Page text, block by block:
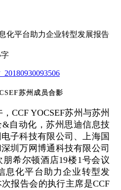
化平台助力企业转型发展报告
苏州成员合影
CCF YOCSEF苏州与苏州
自动化，苏州思迪信息技
子科技有限公司、上海国
圳万网博通科技有限公司
希尔顿酒店19楼1号会议
息化平台助力企业转型发
报告会的执行主席是CCF